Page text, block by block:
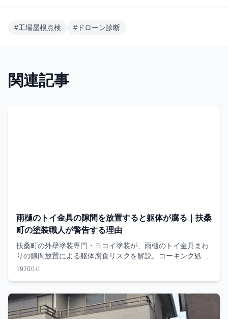
#工場屋根点検 # ドローン診断
関連記事
雨樋のトイ金具の隙間を放置すると躯体が腐る｜扶桑
町の塗装職人が警告する理由
扶桑町の外壁塗装専門・ヨコイ塗装が、雨樋のトイ金具まわ
りの隙間放置による躯体腐食リスクを解説。コーキング処理
の手順と費用の目安も紹介。
1970/1/1